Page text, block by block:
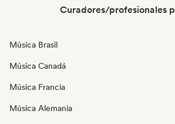
Curadores/profesionales
Música Brasil
Música Canadá
Música Francia
Música Alemania